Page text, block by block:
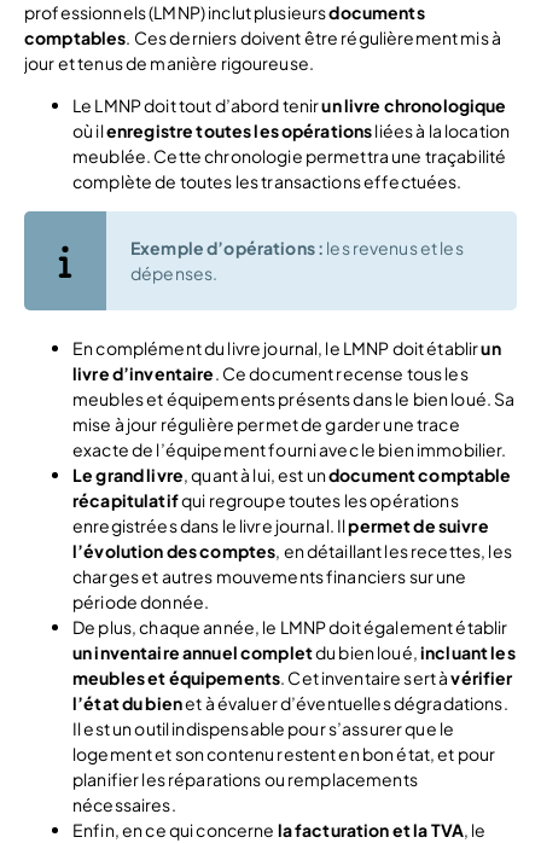
professionnels (LMNP) inclut plusieursdocuments
comptables. Ces derniers doivent être régulièrement mis à
jour et tenus de manière rigoureuse.
Le LMNP doit tout d’abord tenirun livre chronologique
où ilenregistretoutes lesopérationsliées à la location
meublée. Cette chronologie permettra une traçabilité
complète de toutes les transactions effectuées.
Exemple d’opérations : les revenus et les
dépenses.
En complément du livre journal, le LMNP doit établirun
livre d’inventaire. Ce document recense tous les
meubles et équipements présents dans le bien loué. Sa
mise à jour régulière permet de garder une trace
exacte de l’équipement fourni avec le bien immobilier.
Le grand livre, quant à lui, est undocument comptable
récapitulatifqui regroupe toutes les opérations
enregistrées dans le livre journal. Ilpermet de suivre
l’évolution des comptes, en détaillant les recettes, les
charges et autres mouvements financiers sur une
période donnée.
De plus, chaque année, le LMNP doit également établir
un inventaire annuel completdu bien loué,incluant les
meubles et équipements. Cet inventaire sert àvérifier
l’état du bienet à évaluer d’éventuelles dégradations.
Il est un outil indispensable pour s’assurer que le
logement et son contenu restent en bon état, et pour
planifier les réparations ou remplacements
nécessaires.
Enfin, en ce qui concerne la facturation et la TVA, le